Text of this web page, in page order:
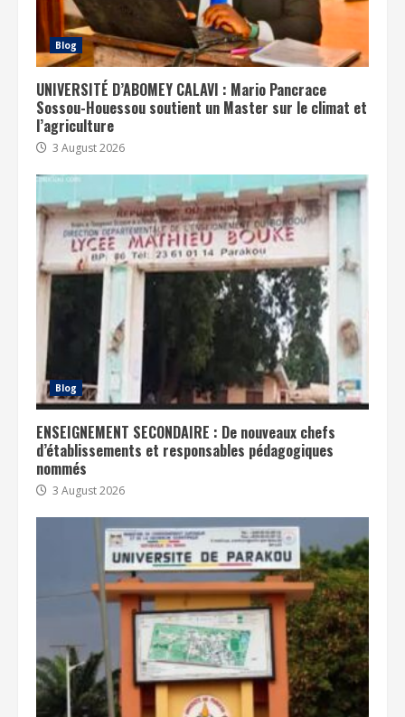
Blog
UNIVERSITÉ D’ABOMEY CALAVI : Mario Pancrace
Sossou-Houessou soutient un Master sur le climat et
l’agriculture
3 August 2026
Blog
ENSEIGNEMENT SECONDAIRE : De nouveaux chefs
d’établissements et responsables pédagogiques
nommés
3 August 2026